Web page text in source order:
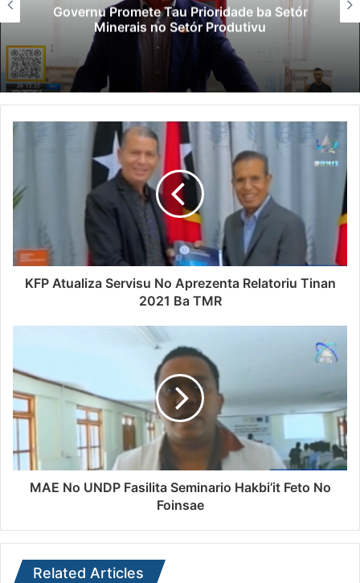
Governu Promete Tau Prioridade ba Setór
Minerais no Setór Produtivu
KFP Atualiza Servisu No Aprezenta Relatoriu Tinan
2021 Ba TMR
MAE No UNDP Fasilita Seminario Hakbi’it Feto No
Foinsae
Related Articles